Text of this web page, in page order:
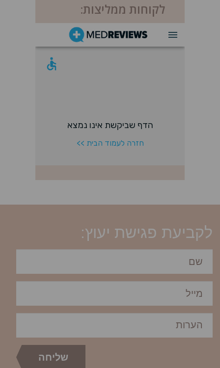
לקוחות ממליצות:
לקביעת פגישת יעוץ: